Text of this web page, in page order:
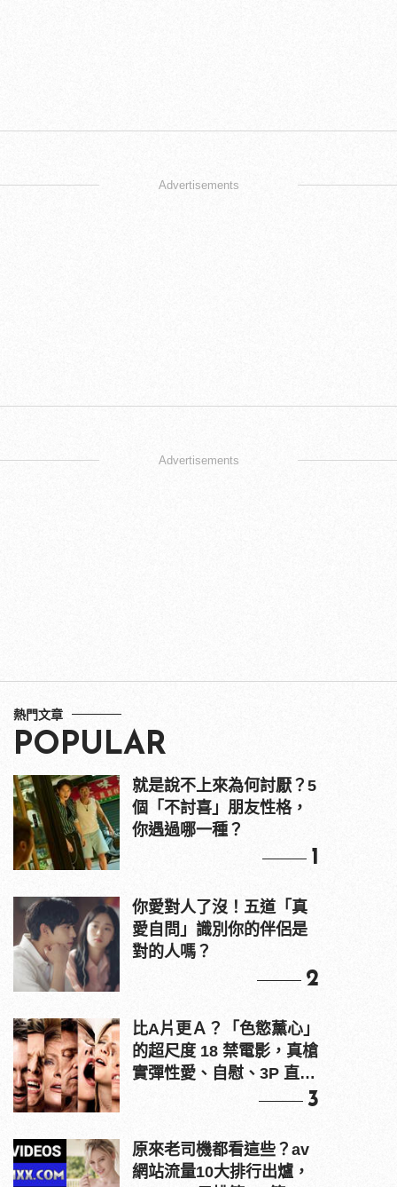
Advertisements
Advertisements
熱門文章
POPULAR
就是說不上來為何討厭？5
個「不討喜」朋友性格，
你遇過哪一種？
1
你愛對人了沒！五道「真
愛自問」識別你的伴侶是
對的人嗎？
2
比A片更Ａ？「色慾薰心」
的超尺度 18 禁電影，真槍
實彈性愛、自慰、3P 直接
3
原來老司機都看這些？av
網站流量10大排行出爐，